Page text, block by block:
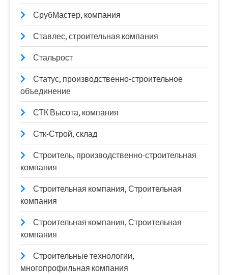
СрубМастер, компания
Ставлес, строительная компания
Стальрост
Статус, производственно-строительное
объединение
СТК Высота, компания
Стк-Строй, склад
Строитель, производственно-строительная
компания
Строительная компания, Строительная
компания
Строительная компания, Строительная
компания
Строительные технологии,
многопрофильная компания